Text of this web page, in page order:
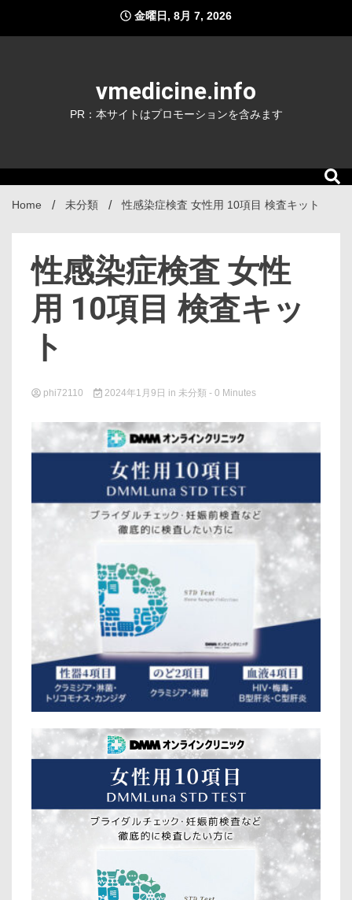
content
金曜日, 8月 7, 2026
vmedicine.info
PR：本サイトはプロモーションを含みます
Home 未分類 性感染症検査 女性用 10項目 検査キット
性感染症検査 女性
用 10項目 検査キッ
ト
phi72110 2024年1月9日 in 未分類 - 0 Minutes